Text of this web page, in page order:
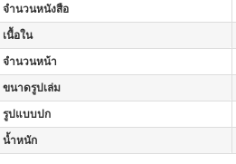
จำนวนหนังสือ
เนื้อใน
จำนวนหน้า
ขนาดรูปเล่ม
รูปแบบปก
น้ำหนัก